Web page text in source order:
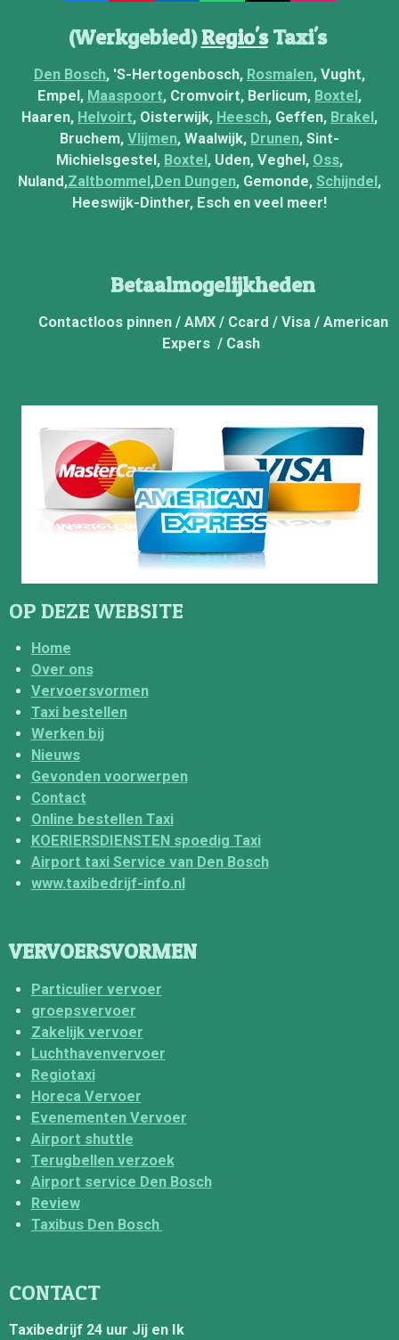
c
b
o
o
k
u
T
u
b
e
n
e
d
I
n
a
t
s
A
p
p
s
a
g
r
a
m
(Werkgebied)Regio'sTaxi's
Den Bosch, 'S-Hertogenbosch, Rosmalen, Vught,
Empel, Maaspoort, Cromvoirt, Berlicum, Boxtel,
Haaren, Helvoirt, Oisterwijk, Heesch, Geffen, Brakel,
Bruchem, Vlijmen, Waalwijk, Drunen, Sint-
Michielsgestel, Boxtel, Uden, Veghel, Oss,
Nuland,Zaltbommel,Den Dungen, Gemonde, Schijndel,
Heeswijk-Dinther, Esch en veel meer!
Betaalmogelijkheden
Contactloos pinnen / AMX / Ccard / Visa / American
Expers / Cash
OP DEZE WEBSITE
Home
Over ons
Vervoersvormen
Taxi bestellen
Werken bij
Nieuws
Gevonden voorwerpen
Contact
Online bestellen Taxi
KOERIERSDIENSTEN spoedig Taxi
Airport taxi Service van Den Bosch
www.taxibedrijf-info.nl
VERVOERSVORMEN
Particulier vervoer
groepsvervoer
Zakelijk vervoer
Luchthavenvervoer
Regiotaxi
Horeca Vervoer
Evenementen Vervoer
Airport shuttle
Terugbellen verzoek
Airport service Den Bosch
Review
Taxibus Den Bosch
CONTACT
Taxibedrijf 24 uur Jij en Ik